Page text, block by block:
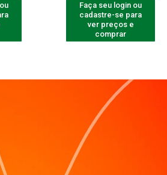
Faça seu login ou
cadastre-se para
ver preços e
comprar